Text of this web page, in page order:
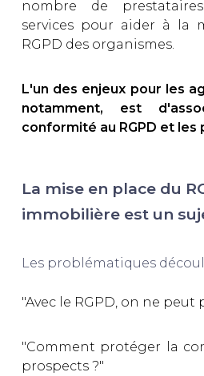
nombre de
services pour aider à la
RGPD des organismes.
L'un des enjeux pour les
notamment, est
conformité au RGPD et les
La mise en place du
immobilière est un
Les problématiques
"Avec le RGPD, on ne peut
"Comment protéger la
prospects ?"